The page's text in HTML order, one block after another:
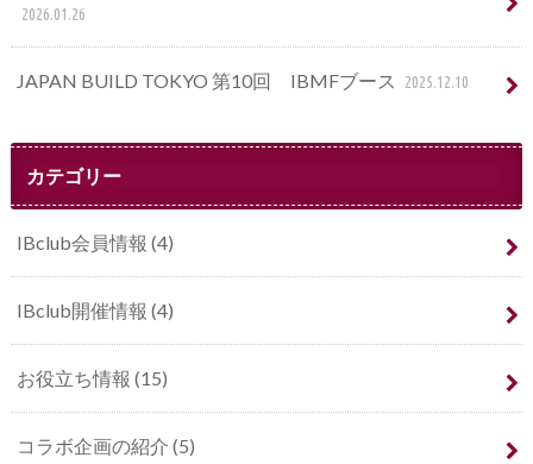
2026.01.26
JAPAN BUILD TOKYO 第10回 IBMFブース 2025.12.10
カテゴリー
IBclub会員情報 (4)
IBclub開催情報 (4)
お役立ち情報 (15)
コラボ企画の紹介 (5)